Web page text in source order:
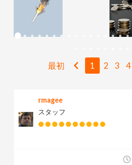
g
最初 1 2 3 4
rmagee
スタッフ